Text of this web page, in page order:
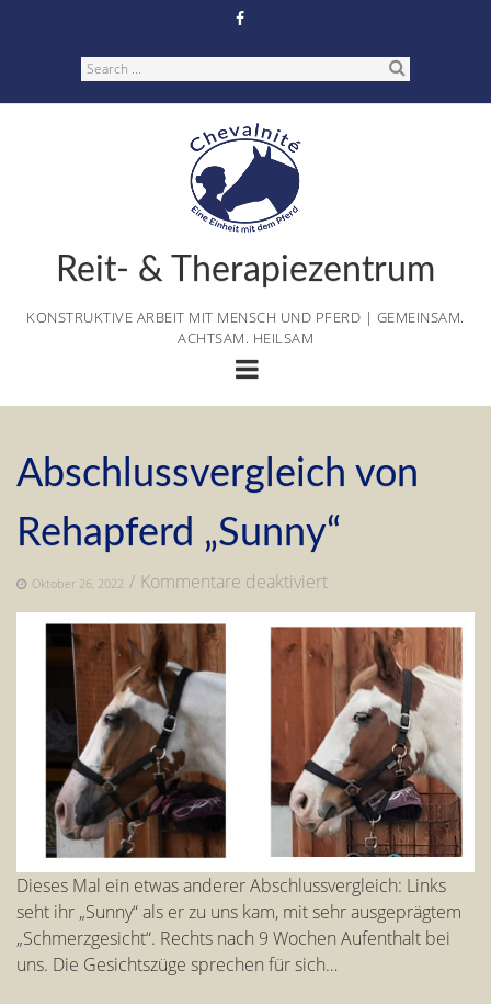
Search
Reit- & Therapiezentrum
KONSTRUKTIVE ARBEIT MIT MENSCH UND PFERD | GEMEINSAM.
ACHTSAM. HEILSAM
Abschlussvergleich von
Rehapferd „Sunny“
Oktober 26, 2022 / Kommentare deaktiviertfür
Abschlussvergleich
von
Rehapferd
„Sunny“
Dieses Mal ein etwas anderer Abschlussvergleich: Links
seht ihr „Sunny“ als er zu uns kam, mit sehr ausgeprägtem
„Schmerzgesicht“. Rechts nach 9 Wochen Aufenthalt bei
uns. Die Gesichtszüge sprechen für sich…